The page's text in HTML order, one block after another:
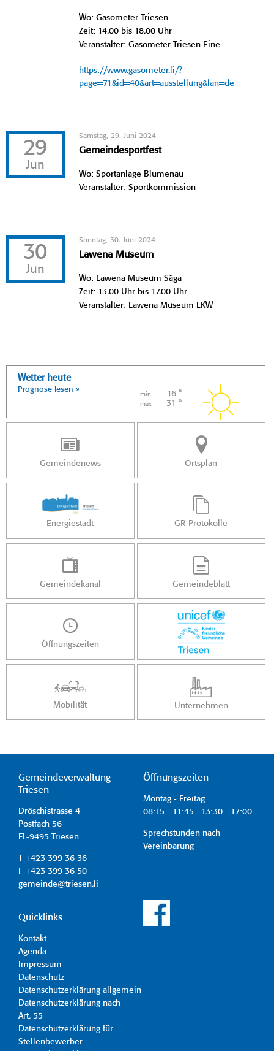
Wo: Gasometer Triesen
Zeit: 14.00 bis 18.00 Uhr
Veranstalter: Gasometer Triesen Eine
https://www.gasometer.li/?
page=71&id=40&art=ausstellung&lan=de
29
Jun
Samstag, 29. Juni 2024
Gemeindesportfest
Wo: Sportanlage Blumenau
Veranstalter: Sportkommission
30
Jun
Sonntag, 30. Juni 2024
Lawena Museum
Wo: Lawena Museum Säga
Zeit: 13.00 Uhr bis 17.00 Uhr
Veranstalter: Lawena Museum LKW
Wetter heute
Prognose lesen »
min 16 °
max 31 °
Gemeindenews Ortsplan
Energiestadt GR-Protokolle
Gemeindekanal Gemeindeblatt
Öffnungszeiten
Mobilität Unternehmen
Gemeindeverwaltung
Triesen
Dröschistrasse 4
Postfach 56
FL-9495 Triesen
T +423 399 36 36
F +423 399 36 50
gemeinde@triesen.li
Öffnungszeiten
Montag - Freitag
08:15 - 11:45 13:30 - 17:00
Sprechstunden nach
Vereinbarung
Quicklinks
Kontakt
Agenda
Impressum
Datenschutz
Datenschutzerklärung allgemein
Datenschutzerklärung nach
Art. 55
Datenschutzerklärung für
Stellenbewerber